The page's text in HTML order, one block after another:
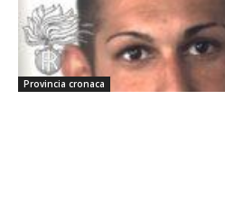
Provincia cronaca